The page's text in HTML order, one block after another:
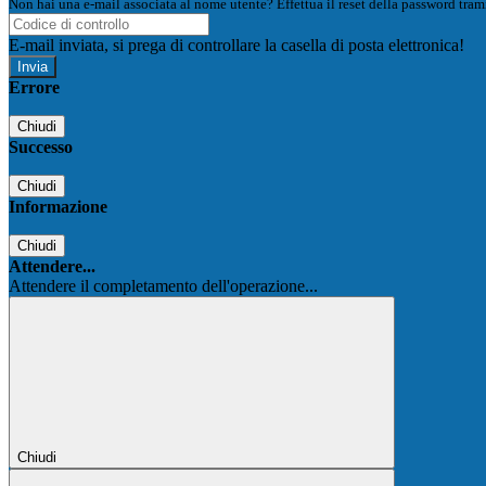
Non hai una e-mail associata al nome utente? Effettua il reset della password
E-mail inviata, si prega di controllare la casella di posta elettronica!
Errore
Chiudi
Successo
Chiudi
Informazione
Chiudi
Attendere...
Attendere il completamento dell'operazione...
Chiudi